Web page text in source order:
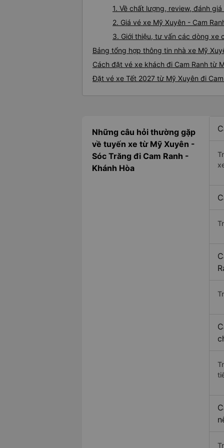
1. Về chất lượng, review, đánh
2. Giá vé xe Mỹ Xuyên - Cam
3. Giới thiệu, tư vấn các dòng xe
Bảng tổng hợp thông tin nhà xe Mỹ
Cách đặt vé xe khách đi Cam Ranh từ
Đặt vé xe Tết 2027 từ Mỹ Xuyên đi Cam
Những câu hỏi thường gặp
về tuyến xe từ Mỹ Xuyên -
Sóc Trăng đi Cam Ranh -
Khánh Hòa